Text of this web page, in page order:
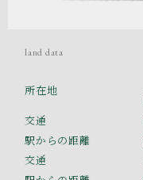
land data
所在地
交通
駅からの距離
交通